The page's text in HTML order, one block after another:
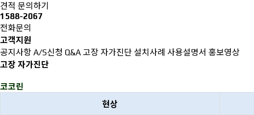
견적 문의하기
1588-2067
전화문의
고객지원
공지사항 A/S신청 Q&A 고장 자가진단 설치사례 사용설명서 홍보영상
고장 자가진단
코코린
현상